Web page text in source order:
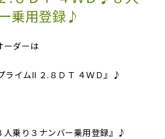
乗用登録♪
ーダーは
ライムⅡ ２.８ＤＴ ４ＷＤ』♪
人乗り３ナンバー乗用登録』♪